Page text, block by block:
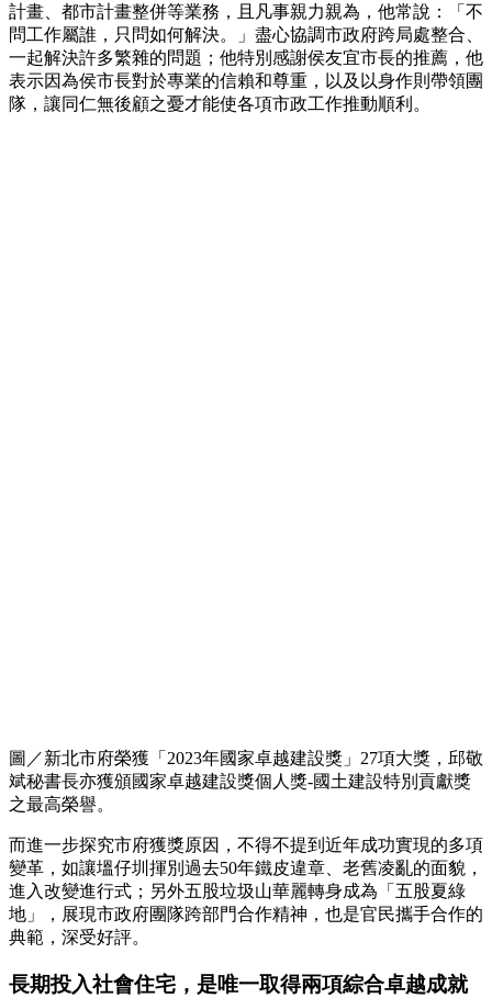
計畫、都市計畫整併等業務，且凡事親力親為，他常說：「不
問工作屬誰，只問如何解決。」盡心協調市政府跨局處整合、
一起解決許多繁雜的問題；他特別感謝侯友宜市長的推薦，他
表示因為侯市長對於專業的信賴和尊重，以及以身作則帶領團
隊，讓同仁無後顧之憂才能使各項市政工作推動順利。
圖／新北市府榮獲「2023年國家卓越建設獎」27項大獎，邱敬
斌秘書長亦獲頒國家卓越建設獎個人獎-國土建設特別貢獻獎
之最高榮譽。
而進一步探究市府獲獎原因，不得不提到近年成功實現的多項
變革，如讓塭仔圳揮別過去50年鐵皮違章、老舊凌亂的面貌，
進入改變進行式；另外五股垃圾山華麗轉身成為「五股夏綠
地」，展現市政府團隊跨部門合作精神，也是官民攜手合作的
典範，深受好評。
長期投入社會住宅，是唯一取得兩項綜合卓越成就